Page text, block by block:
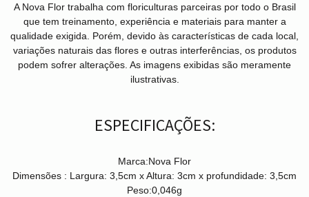
A Nova Flor trabalha com floriculturas parceiras por todo o Brasil
que tem treinamento, experiência e materiais para manter a
qualidade exigida. Porém, devido às características de cada local,
variações naturais das flores e outras interferências, os produtos
podem sofrer alterações. As imagens exibidas são meramente
ilustrativas.
ESPECIFICAÇÕES:
Marca:Nova Flor
Dimensões : Largura: 3,5cm x Altura: 3cm x profundidade: 3,5cm
Peso:0,046g